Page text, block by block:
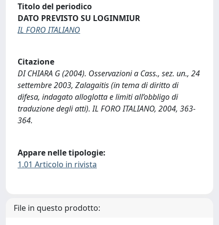
Titolo del periodico
DATO PREVISTO SU LOGINMIUR
IL FORO ITALIANO
Citazione
DI CHIARA G (2004). Osservazioni a Cass., sez. un., 24
settembre 2003, Zalagaitis (in tema di diritto di
difesa, indagato alloglotta e limiti all’obbligo di
traduzione degli atti). IL FORO ITALIANO, 2004, 363-
364.
Appare nelle tipologie:
1.01 Articolo in rivista
File in questo prodotto: